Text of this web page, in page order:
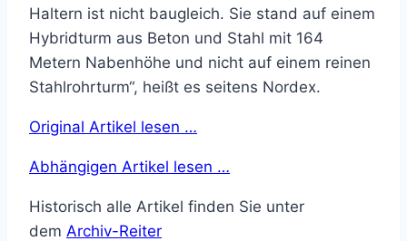
Haltern ist nicht baugleich. Sie stand auf einem
Hybridturm aus Beton und Stahl mit 164
Metern Nabenhöhe und nicht auf einem reinen
Stahlrohrturm“, heißt es seitens Nordex.
Original Artikel lesen …
Abhängigen Artikel lesen …
Historisch alle Artikel finden Sie unter
dem Archiv-Reiter